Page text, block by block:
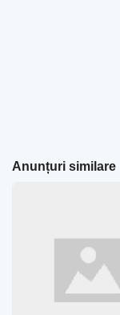
Anunțuri similare